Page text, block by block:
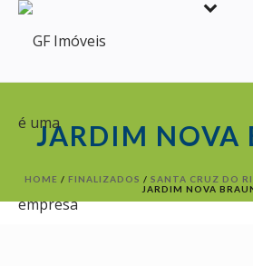
JARDIM NOVA
HOME / FINALIZADOS / SANTA CRUZ DO
JARDIM NOVA